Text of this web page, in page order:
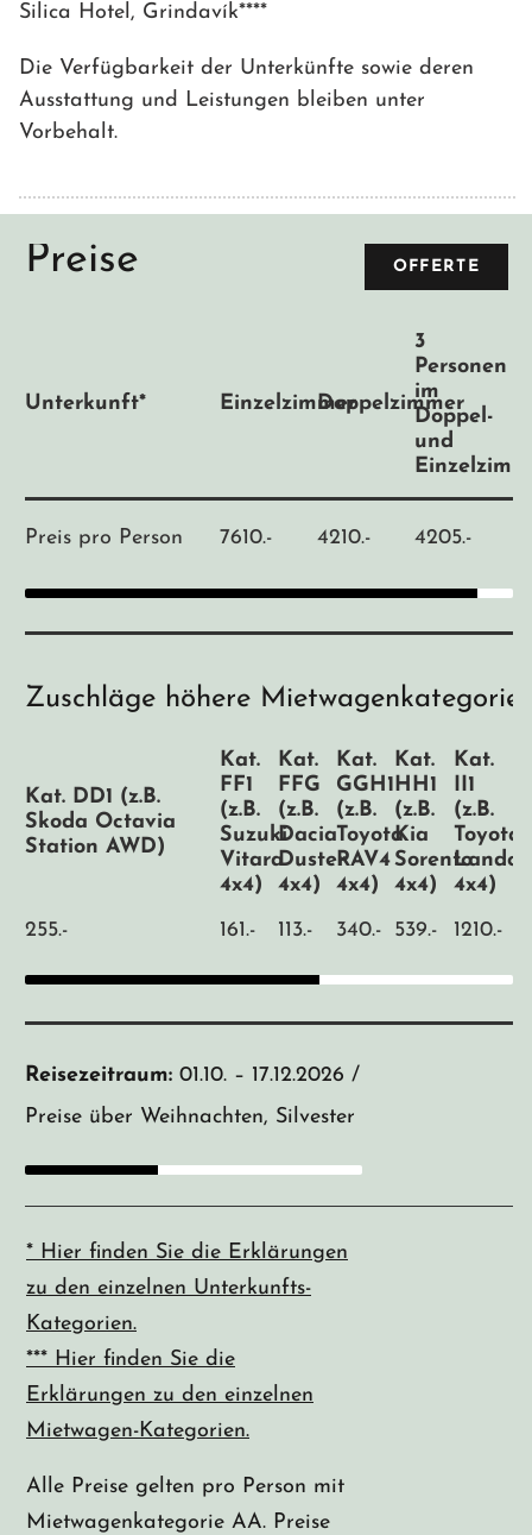
Silica Hotel, Grindavík****
Die Verfügbarkeit der Unterkünfte sowie deren
Ausstattung und Leistungen bleiben unter
Vorbehalt.
OFFERTE
Preise
Unterkunft* EinzelzimmerDoppelzimmer
3
Personen
im
Doppel-
und
Preis pro Person 7610.- 4210.- 4205.-
Zuschläge höhere
Kat. DD1 (z.B.
Skoda Octavia
Station AWD)
Kat.
FF1
(z.B.
Suzuki
Vitara
4x4)
Kat.
FFG
(z.B.
Dacia
Duster
4x4)
Kat.
GGH1
(z.B.
Toyota
RAV4
4x4)
Kat.
HH1
(z.B.
Kia
Sorento
4x4)
Kat.
II1
(z.B.
Toyota
4x4)
255.-
161.- 113.- 340.- 539.- 1210.-
Reisezeitraum: 01.10. – 17.12.2026 / 07.01. –
Preise über Weihnachten, Silvester & Ostern sowie
* Hier finden Sie die Erklärungen
zu den einzelnen Unterkunfts-
Kategorien.
*** Hier finden Sie die
Erklärungen zu den einzelnen
Mietwagen-Kategorien.
Alle Preise gelten pro Person mit
Mietwagenkategorie AA. Preise